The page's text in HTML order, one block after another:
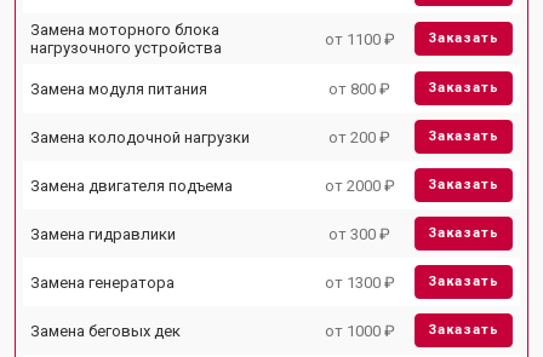
Замена моторного блока
нагрузочного устройства
от 1100 ₽ Заказать
Замена модуля питания от 800 ₽ Заказать
Замена колодочной нагрузки от 200 ₽ Заказать
Замена двигателя подъема от 2000 ₽ Заказать
Замена гидравлики от 300 ₽ Заказать
Замена генератора от 1300 ₽ Заказать
Замена беговых дек от 1000 ₽ Заказать